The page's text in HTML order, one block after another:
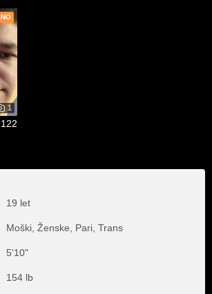
1
122
19 let
Moški, Ženske, Pari, Trans
5'10"
154 lb